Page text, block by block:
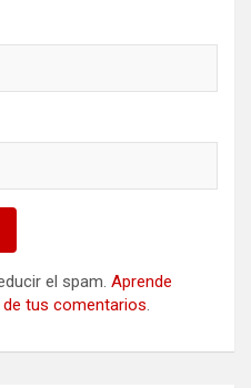
el spam. Aprende
tus comentarios.